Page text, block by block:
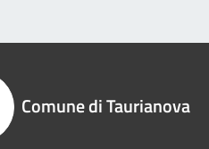
Comune di Taurianova